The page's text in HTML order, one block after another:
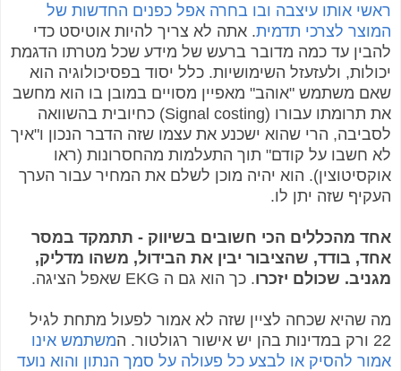
ראשי אותו עיצבה ובו בחרה אפל כפנים החדשות של
המוצר לצרכי תדמית. אתה לא צריך להיות אוטיסט כדי
להבין עד כמה מדובר ברעש של מידע שכל מטרתו הדגמת
יכולות, ולעזעזל השימושיות. כלל יסוד בפסיכולוגיה הוא
שאם משתמש "אוהב" מאפיין מסויים במובן בו הוא מחשב
את תרומתו עבורו (Signal costing) כחיובית בהשוואה
לסביבה, הרי שהוא ישכנע את עצמו שזה הדבר הנכון ו"איך
לא חשבו על קודם" תוך התעלמות מהחסרונות (ראו
אוקסיטוצין). הוא יהיה מוכן לשלם את המחיר עבור הערך
העקיף שזה יתן לו.
אחד מהכללים הכי חשובים בשיווק - תתמקד במסר
אחד, בודד, שהציבור יבין את הבידול, משהו מדליק,
מגניב. שכולם יזכרו. כך הוא גם ה EKG שאפל הציגה.
מה שהיא שכחה לציין שזה לא אמור לפעול מתחת לגיל
22 ורק במדינות בהן יש אישור רגולטור. ה
משתמש אינו
אמור להסיק או לבצע כל פעולה על סמך הנתון והוא נועד